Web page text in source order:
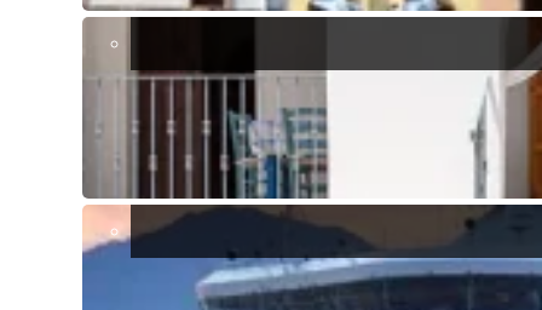
Sestu non è solo un paese; è uno stile di vita. Dalle sue radici
storiche e cultura vibrante alla sua posizione strategica e mercato
immobiliare accessibile, Sestu offre qualcosa per tutti. Che tu sia
attratto dal fascino della tradizione sarda o dalla promessa di un
investimento redditizio, questo tesoro nascosto nella regione di
Cagliari merita uno sguardo più attento.
Se stai considerando di fare di Sestu la tua casa o il tuo prossimo
investimento, questo è il momento perfetto per esplorare ciò che
questa affascinante cittadina ha da offrire. Contatta esperti
immobiliari locali per scoprire le proprietà adatte alle tue esigenze e
inizia il tuo viaggio verso la proprietà di un pezzo del paesaggio
incantevole della Sardegna.